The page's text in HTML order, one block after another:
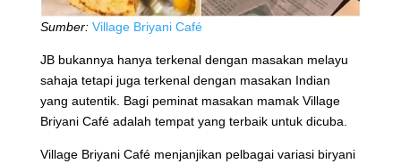
Sumber: Village Briyani Café
JB bukannya hanya terkenal dengan masakan melayu
sahaja tetapi juga terkenal dengan masakan Indian
yang autentik. Bagi peminat masakan mamak Village
Briyani Café adalah tempat yang terbaik untuk dicuba.
Village Briyani Café menjanjikan pelbagai variasi biryani